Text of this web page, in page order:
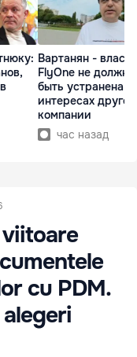
Вартанян -
FlyOne не должна
быть устранена в
интересах другой
компании
час назад
viitoare
cu PDM.